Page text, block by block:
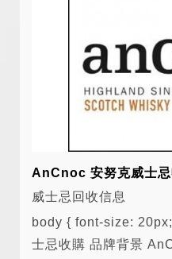
AnCnoc 安努克威士
威士忌回收信息
body { font-size: 20px; } 安努克（AnCnoc）威
士忌收購 品牌背景 AnCnoc（安努克）是一款來